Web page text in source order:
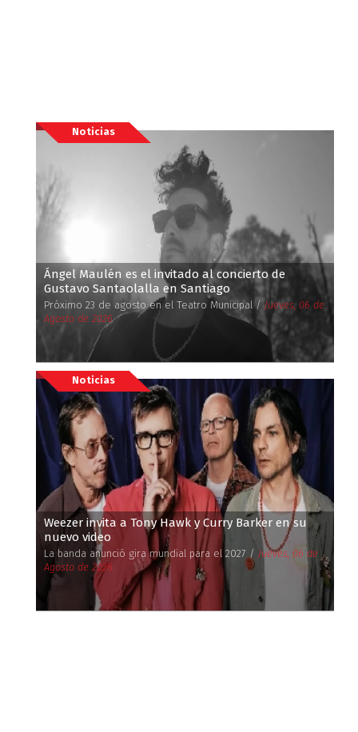
Noticias
Ángel Maulén es el invitado al concierto de
Gustavo Santaolalla en Santiago
Próximo 23 de agosto en el Teatro Municipal / Jueves, 06 de
Agosto de 2026
Noticias
Weezer invita a Tony Hawk y Curry Barker en su
nuevo video
La banda anunció gira mundial para el 2027 / Jueves, 06 de
Agosto de 2026